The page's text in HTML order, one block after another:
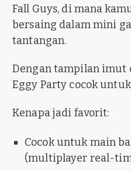
Fall Guys, di mana
bersaing dalam mini
tantangan.
Dengan tampilan imut
Eggy Party cocok
Kenapa jadi favorit:
Cocok untuk main
(multiplayer real-